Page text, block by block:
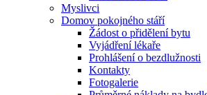
Myslivci
Domov pokojného stáří
Žádost o přidělení bytu
Vyjádření lékaře
Prohlášení o bezdlužnosti
Kontakty
Fotogalerie